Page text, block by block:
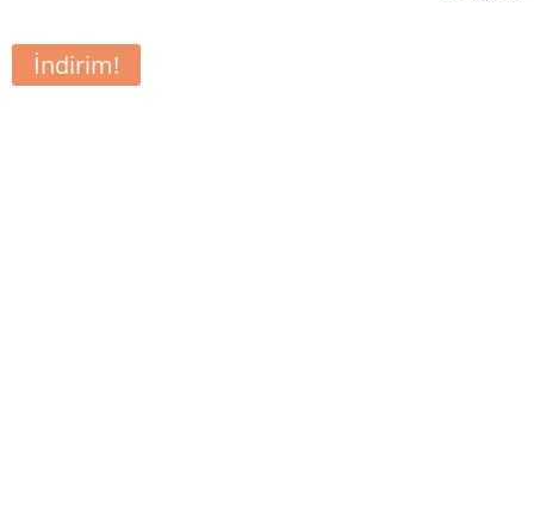
İndirim!